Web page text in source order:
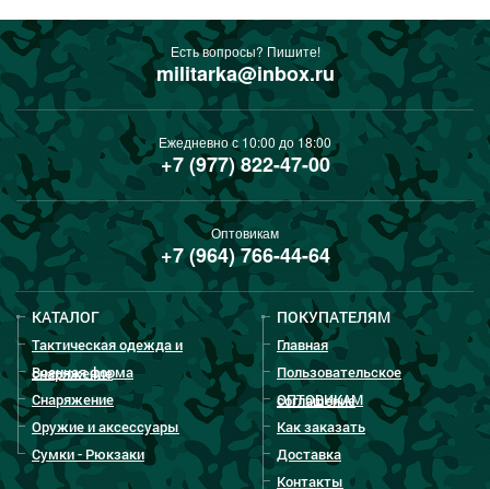
Есть вопросы? Пишите!
militarka@inbox.ru
Ежедневно с 10:00 до 18:00
+7 (977) 822-47-00
Оптовикам
+7 (964) 766-44-64
КАТАЛОГ
Тактическая одежда и
снаряжение
Военная форма
Снаряжение
Оружие и аксессуары
Сумки - Рюкзаки
ПОКУПАТЕЛЯМ
Главная
Пользовательское
соглашение
ОПТОВИКАМ
Как заказать
Доставка
Контакты